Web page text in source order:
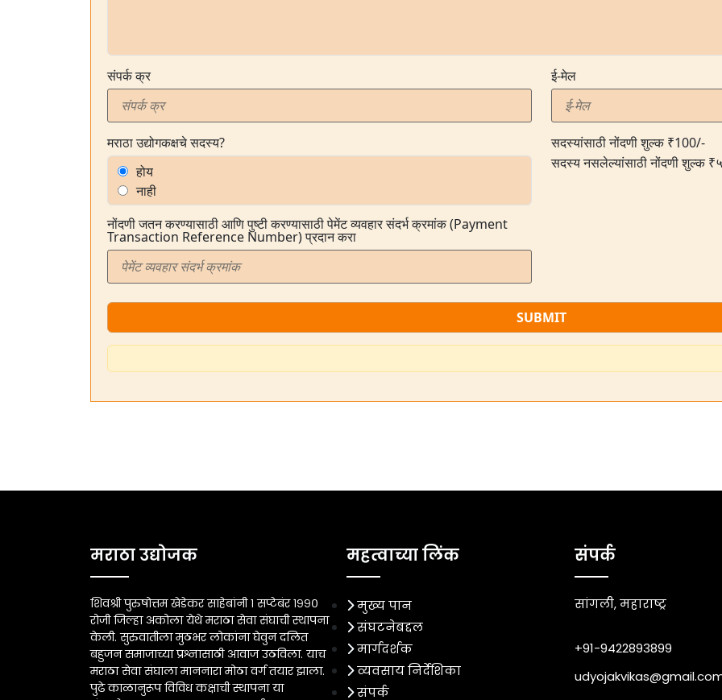
संपर्क क्र ई-मेल
मराठा उद्योगकक्षचे सदस्य?
होय
नाही
सदस्यांसाठी नोंदणी शुल्क ₹100/-
सदस्य नसलेल्यांसाठी नोंदणी शुल्क
नोंदणी जतन करण्यासाठी आणि पुष्टी करण्यासाठी पेमेंट व्यवहार संदर्भ क्रमांक (Payment
Transaction Reference Number) प्रदान करा
मराठा उद्योजक
शिवश्री पुरुषोत्तम खेडेकर साहेबांनी १ सप्टेबंर १९९०
रोजी जिल्हा अकोला येथे मराठा सेवा संघाची स्थापना
केली. सुरुवातीला मुठभर लोकांना घेवुन दलित
बहुजन समाजाच्या प्रश्नासाठी आवाज उठविला. याच
मराठा सेवा संघाला माननारा मोठा वर्ग तयार झाला.
पुढे काळानुरूप विविध कक्षाची स्थापना या
महत्वाच्या लिंक
मुख्य पान
संघटनेबद्दल
मार्गदर्शक
व्यवसाय निर्देशिका
संपर्क
संपर्क
सांगली, महाराष्ट्र
+91-9422893899